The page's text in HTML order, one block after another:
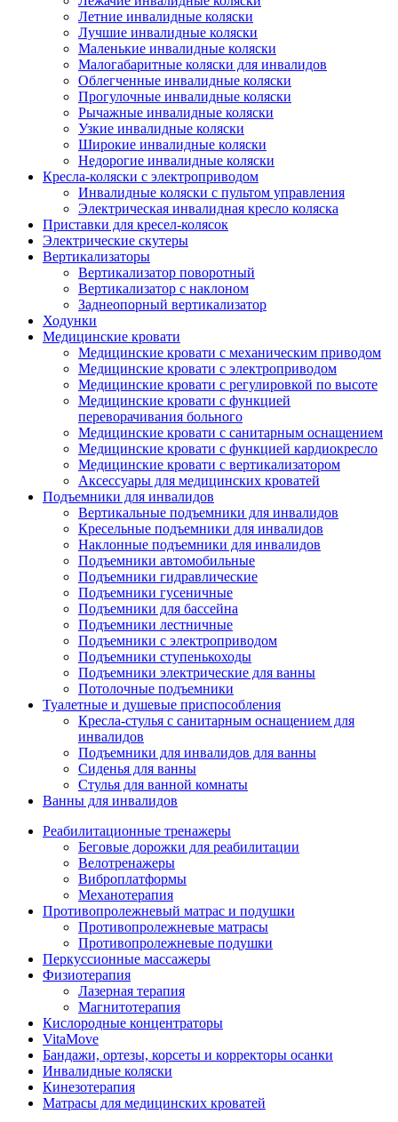
Летние инвалидные коляски
Лучшие инвалидные коляски
Маленькие инвалидные коляски
Малогабаритные коляски для инвалидов
Облегченные инвалидные коляски
Прогулочные инвалидные коляски
Рычажные инвалидные коляски
Узкие инвалидные коляски
Широкие инвалидные коляски
Недорогие инвалидные коляски
Кресла-коляски с электроприводом
Инвалидные коляски с пультом управления
Электрическая инвалидная кресло коляска
Приставки для кресел-колясок
Электрические скутеры
Вертикализаторы
Вертикализатор поворотный
Вертикализатор с наклоном
Заднеопорный вертикализатор
Ходунки
Медицинские кровати
Медицинские кровати с механическим приводом
Медицинские кровати с электроприводом
Медицинские кровати с регулировкой по высоте
Медицинские кровати с функцией
переворачивания больного
Медицинские кровати с санитарным оснащением
Медицинские кровати с функцией кардиокресло
Медицинские кровати с вертикализатором
Аксессуары для медицинских кроватей
Подъемники для инвалидов
Вертикальные подъемники для инвалидов
Кресельные подъемники для инвалидов
Наклонные подъемники для инвалидов
Подъемники автомобильные
Подъемники гидравлические
Подъемники гусеничные
Подъемники для бассейна
Подъемники лестничные
Подъемники с электроприводом
Подъемники ступенькоходы
Подъемники электрические для ванны
Потолочные подъемники
Туалетные и душевые приспособления
Кресла-стулья с санитарным оснащением для
инвалидов
Подъемники для инвалидов для ванны
Сиденья для ванны
Стулья для ванной комнаты
Ванны для инвалидов
Реабилитационные тренажеры
Беговые дорожки для реабилитации
Велотренажеры
Виброплатформы
Механотерапия
Противопролежневый матрас и подушки
Противопролежневые матрасы
Противопролежневые подушки
Перкуссионные массажеры
Физиотерапия
Лазерная терапия
Магнитотерапия
Кислородные концентраторы
VitaMove
Бандажи, ортезы, корсеты и корректоры осанки
Инвалидные коляски
Кинезотерапия
Матрасы для медицинских кроватей